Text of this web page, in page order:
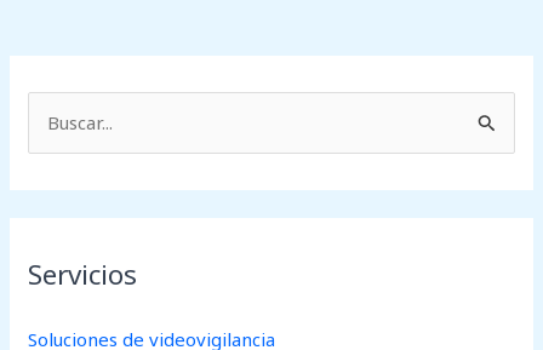
a
p
Servicios
Soluciones de videovigilancia